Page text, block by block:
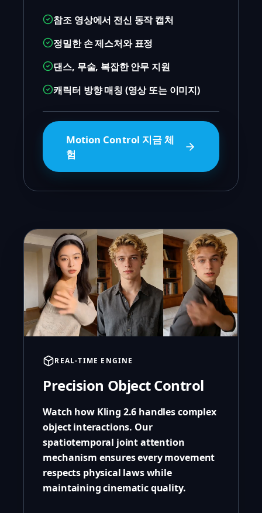
참조 영상에서 전신 동작 캡처
정밀한 손 제스처와 표정
댄스, 무술, 복잡한 안무 지원
캐릭터 방향 매칭 (영상 또는 이미지)
Motion Control 지금 체
험
REAL-TIME ENGINE
Precision Object Control
Watch how Kling 2.6 handles complex
object interactions. Our
spatiotemporal joint attention
mechanism ensures every movement
respects physical laws while
maintaining cinematic quality.